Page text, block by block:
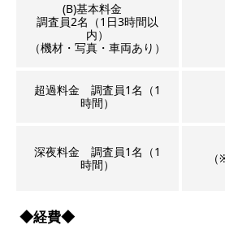
(B)基本料金
調査員2名（1日3時間以
内）
（機材・写真・車両あり）
超過料金 調査員1名（1
時間）
深夜料金 調査員1名（1
時間）
◆経費◆